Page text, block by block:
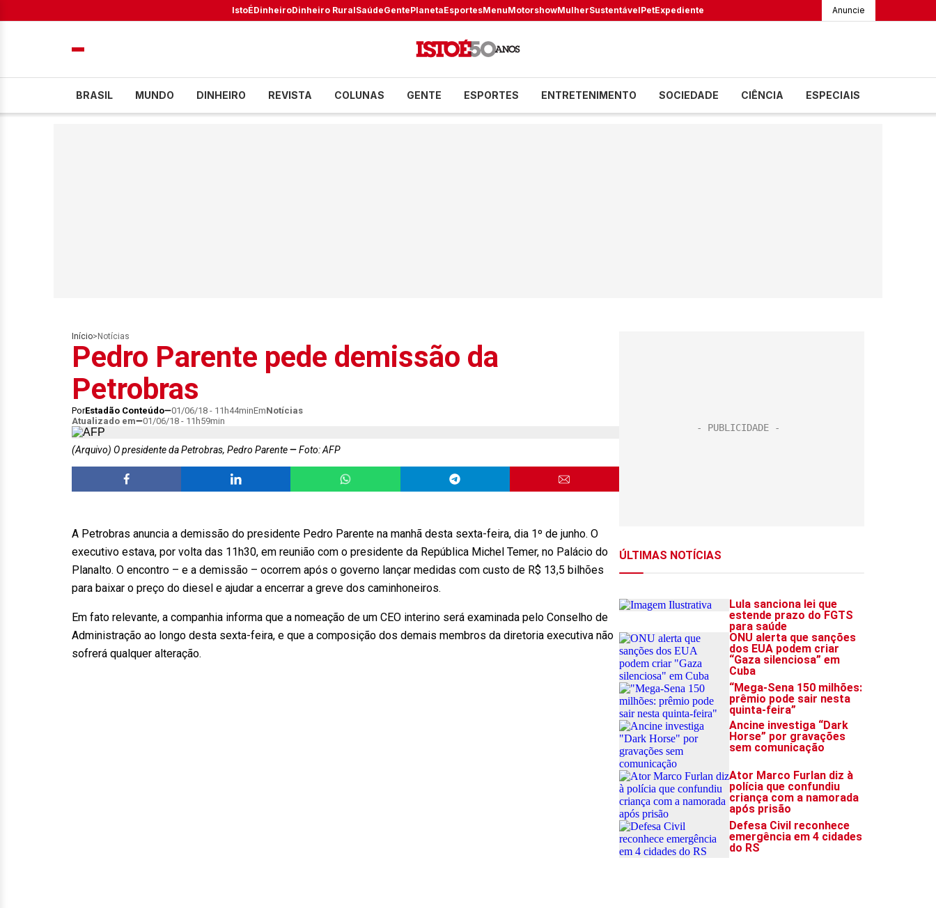
IstoÉDinheiroDinheiro RuralSaúdeGentePlanetaEsportesMenuMotorshowMulherSustentávelPetExpediente Anuncie
BRASIL MUNDO DINHEIRO REVISTA COLUNAS GENTE ESPORTES ENTRETENIMENTO SOCIEDADE CIÊNCIA ESPECIAIS
Início> Notícias
Pedro Parente pede demissão da
Petrobras
PorEstadão Conteúdo 01/06/18 - 11h44minEmNotícias
Atualizado em
01/06/18 - 11h59min
(Arquivo) O presidente da Petrobras, Pedro Parente Foto: AFP
A Petrobras anuncia a demissão do presidente Pedro Parente na manhã desta sexta-feira, dia 1º de junho. O
executivo estava, por volta das 11h30, em reunião com o presidente da República Michel Temer, no Palácio do
Planalto. O encontro – e a demissão – ocorrem após o governo lançar medidas com custo de R$ 13,5 bilhões
para baixar o preço do diesel e ajudar a encerrar a greve dos caminhoneiros.
Em fato relevante, a companhia informa que a nomeação de um CEO interino será examinada pelo Conselho de
Administração ao longo desta sexta-feira, e que a composição dos demais membros da diretoria executiva não
sofrerá qualquer alteração.